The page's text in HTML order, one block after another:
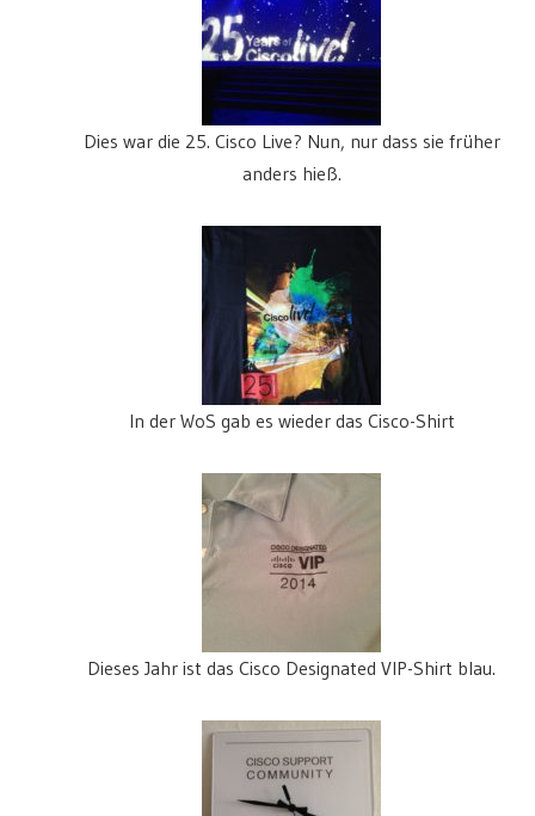
Dies war die 25. Cisco Live? Nun, nur dass sie früher
anders hieß.
In der WoS gab es wieder das Cisco-Shirt
Dieses Jahr ist das Cisco Designated VIP-Shirt blau.